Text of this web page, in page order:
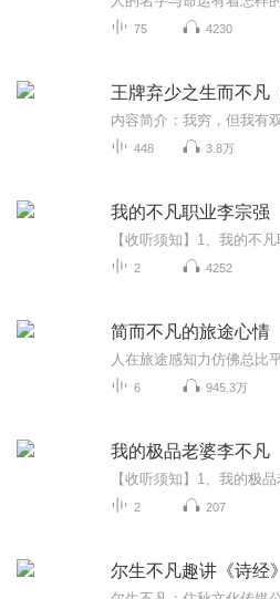
75 4230
448 3.8万
我的不凡职业李宗强
2 4252
简而不凡的旅途心情
6 945.3万
我的极品老婆李不凡
2 207
尔生不凡趣讲《诗经》